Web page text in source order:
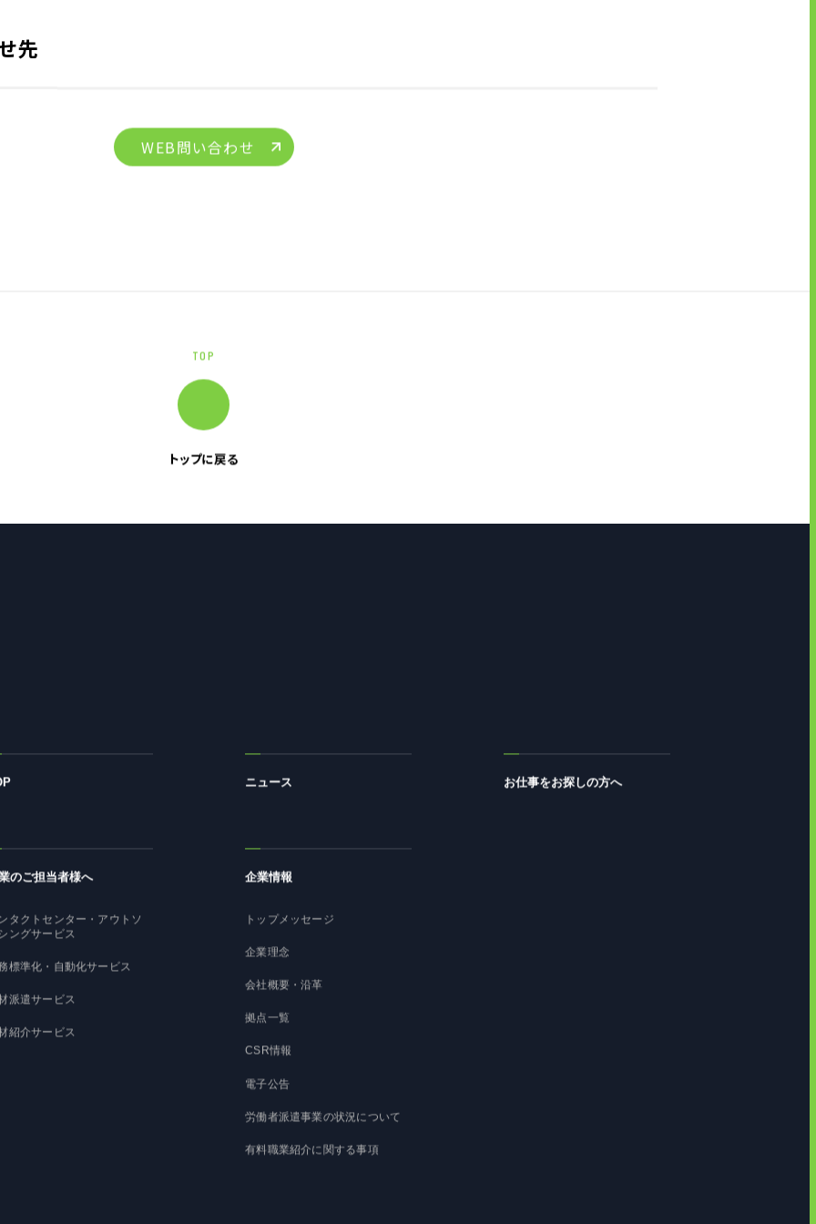
って
先
WEB問い合わせ
TOP
トップに戻る
ニュース お仕事をお探しの方へ
のご担当者様へ
タクトセンター・アウトソ
ングサービス
標準化・自動化サービス
派遣サービス
紹介サービス
企業情報
トップメッセージ
企業理念
会社概要・沿革
拠点一覧
CSR情報
電子公告
労働者派遣事業の状況について
有料職業紹介に関する事項